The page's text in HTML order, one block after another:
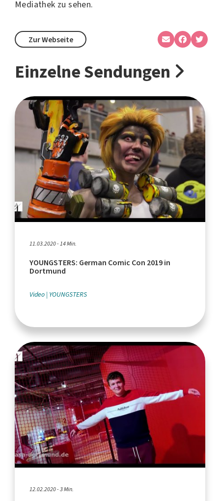
Mediathek zu sehen.
Zur Webseite
Einzelne Sendungen
11.03.2020 - 14 Min.
YOUNGSTERS: German Comic Con 2019 in
Dortmund
Video YOUNGSTERS
12.02.2020 - 3 Min.